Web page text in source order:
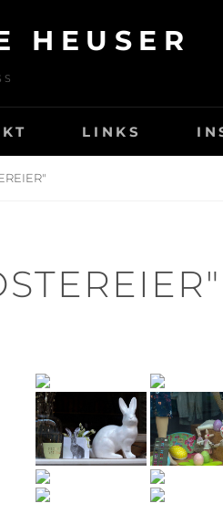
HEUSER
LINKS